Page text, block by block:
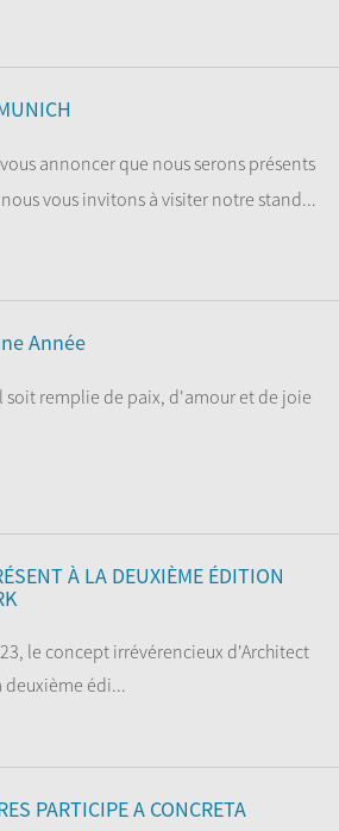
annoncer que nous serons présents
vous invitons à visiter notre stand...
Année
soit remplie de paix, d'amour et de joie
À LA DEUXIÈME ÉDITION
le concept irrévérencieux d'Architect
deuxième édi...
PARTICIPE A CONCRETA